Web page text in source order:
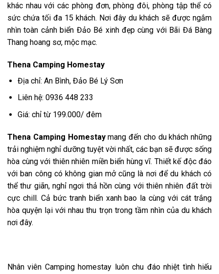
khác nhau với các phòng đơn, phòng đôi, phòng tập thể có
sức chứa tối đa 15 khách. Nơi đây du khách sẽ được ngắm
nhìn toàn cảnh biển Đảo Bé xinh đẹp cùng với Bãi Đá Bàng
Thang hoang sơ, mộc mạc.
Thena Camping Homestay
Địa chỉ: An Bình, Đảo Bé Lý Sơn
Liên hệ: 0936 448 233
Giá: chỉ từ 199.000/ đêm
Thena Camping Homestaymang đến cho du khách những
trải nghiệm nghỉ dưỡng tuyệt vời nhất, các bạn sẽ được sống
hòa cùng với thiên nhiên miền biển hùng vĩ. Thiết kế độc đáo
với ban công có không gian mở cũng là nơi để du khách có
thể thư giãn, nghỉ ngơi thả hồn cùng với thiên nhiên đất trời
cực chill. Cả bức tranh biển xanh bao la cùng với cát trắng
hòa quyện lại với nhau thu trọn trong tầm nhìn của du khách
nơi đây.
Nhân viên Camping homestay luôn chu đáo nhiệt tình hiếu